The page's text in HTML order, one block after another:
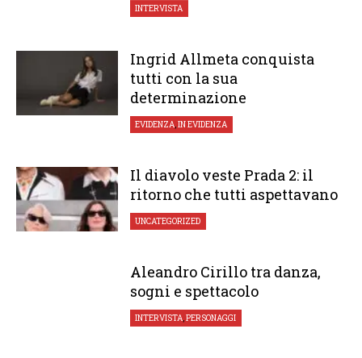
INTERVISTA
Ingrid Allmeta conquista
tutti con la sua
determinazione
EVIDENZA,IN EVIDENZA
Il diavolo veste Prada 2: il
ritorno che tutti aspettavano
UNCATEGORIZED
Aleandro Cirillo tra danza,
sogni e spettacolo
INTERVISTA,PERSONAGGI